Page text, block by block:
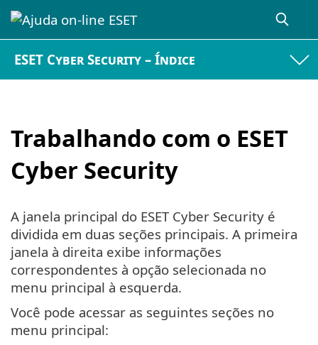
ESET Cyber Security – Índice
Trabalhando com o ESET
Cyber Security
A janela principal do ESET Cyber Security é
dividida em duas seções principais. A primeira
janela à direita exibe informações
correspondentes à opção selecionada no
menu principal à esquerda.
Você pode acessar as seguintes seções no
menu principal: